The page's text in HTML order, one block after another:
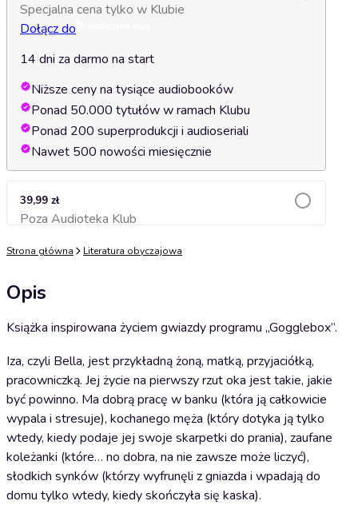
Specjalna cena tylko w Klubie
Dołącz do
14 dni za darmo na start
Niższe ceny na tysiące audiobooków
Ponad 50.000 tytułów w ramach Klubu
Ponad 200 superprodukcji i audioseriali
Nawet 500 nowości miesięcznie
39,99 zł
Poza Audioteka KlubDodaj do koszyka
Strona główna Literatura obyczajowa
Opis
Książka inspirowana życiem gwiazdy programu „Gogglebox”.
Iza, czyli Bella, jest przykładną żoną, matką, przyjaciółką,
pracowniczką. Jej życie na pierwszy rzut oka jest takie, jakie
być powinno. Ma dobrą pracę w banku (która ją całkowicie
wypala i stresuje), kochanego męża (który dotyka ją tylko
wtedy, kiedy podaje jej swoje skarpetki do prania), zaufane
koleżanki (które… no dobra, na nie zawsze może liczyć),
słodkich synków (którzy wyfrunęli z gniazda i wpadają do
domu tylko wtedy, kiedy skończyła się kaska).